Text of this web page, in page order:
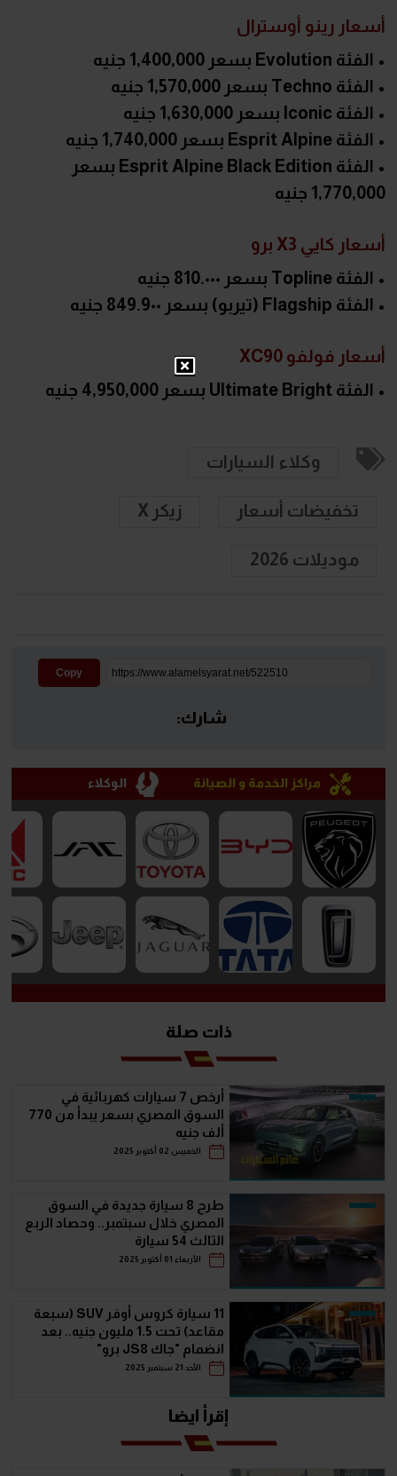
أسعار رينو أوسترال
• الفئة Evolution بسعر 1,400,000 جنيه
• الفئة Techno بسعر 1,570,000 جنيه
• الفئة Iconic بسعر 1,630,000 جنيه
• الفئة Esprit Alpine بسعر 1,740,000 جنيه
• الفئة Esprit Alpine Black Edition بسعر
1,770,000 جنيه
أسعار كايي X3 برو
• الفئة Topline بسعر 810.٠٠٠ جنيه
• الفئة Flagship (تيربو) بسعر 849.9٠٠ جنيه
أسعار فولفو XC90
• الفئة Ultimate Bright بسعر 4,950,000 جنيه
وكلاء السيارات
تخفيضات أسعار زيكر X
موديلات 2026
Copy
شارك:
مراكز الخدمة و الصيانة الوكلاء
ذات صلة
أرخص 7 سيارات كهربائية في
السوق المصري بسعر يبدأ من 770
ألف جنيه
الخميس 02 أكتوبر 2025
طرح 8 سيارة جديدة في السوق
المصري خلال سبتمبر.. وحصاد الربع
الثالث 54 سيارة
الأربعاء 01 أكتوبر 2025
11 سيارة كروس أوفر SUV (سبعة
مقاعد) تحت 1.5 مليون جنيه.. بعد
انضمام "جاك JS8 برو"
الأحد 21 سبتمبر 2025
إقرأ ايضا